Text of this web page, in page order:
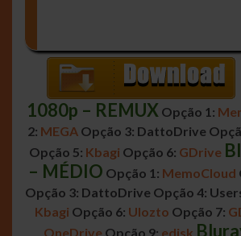
1080p – REMUX Opção 1:
2: MEGA Opção 3: DattoDrive
Opção 5: Kbagi Opção 6: GDrive
– MÉDIO Opção 1: MemoCloud
Opção 3: DattoDrive Opção 4:
Kbagi Opção 6: Ulozto Opção 7:
OneDrive Opção 9: edisk